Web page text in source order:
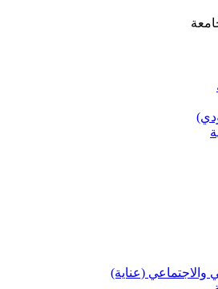
والاجتماعي (عناية)